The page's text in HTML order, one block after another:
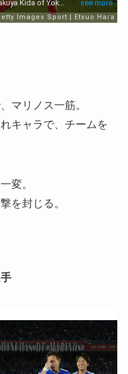
マリノス一筋。
キャラで、チームを
変。
を封じる。